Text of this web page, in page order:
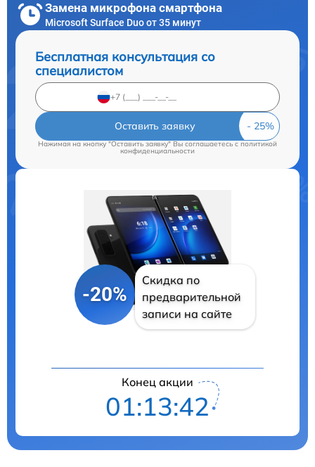
Замена микрофона смартфона
Microsoft Surface Duo от 35 минут
Бесплатная консультация со
специалистом
Оставить заявку
Нажимая на кнопку "Оставить заявку" Вы соглашаетесь cполитикой
конфиденциальности
-20%
Скидка по
предварительной
записи на сайте
Конец акции
01:13:41